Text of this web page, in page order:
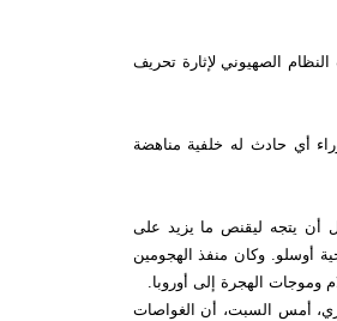
الصهيوني لإثارة تحريف
أي حادث له خلفية مناهضة
أن يتجه ليقنص ما يزيد على
أوسلو. وكان منفذ الهجومين
وموجات الهجرة إلى أوروبا.
أمس السبت، أن الغواصات